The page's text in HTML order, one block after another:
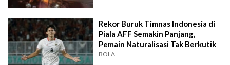
Rekor Buruk Timnas Indonesia di
Piala AFF Semakin Panjang,
Pemain Naturalisasi Tak Berkutik
BOLA